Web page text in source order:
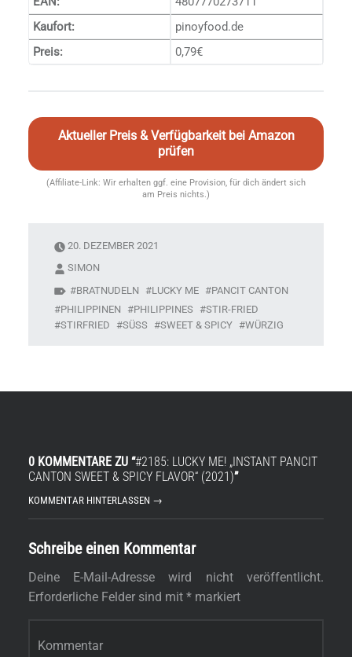
Kaufort:
pinoyfood.de
Preis:
0,79€
Aktueller Preis & Verfügbarkeit bei Amazon
prüfen
(Affiliate-Link: Wir erhalten ggf. eine Provision, für dich ändert sich
am Preis nichts.)
20. DEZEMBER 2021
SIMON
BRATNUDELN
LUCKY ME
PANCIT CANTON
PHILIPPINEN
PHILIPPINES
STIR-FRIED
STIRFRIED
SÜSS SWEET & SPICY WÜRZIG
0 KOMMENTARE ZU “#2185: LUCKY ME! „INSTANT PANCIT
CANTON SWEET & SPICY FLAVOR“ (2021)”
KOMMENTAR HINTERLASSEN →
Schreibe einen Kommentar
Deine E-Mail-Adresse wird nicht veröffentlicht.
Erforderliche Felder sind mit *markiert